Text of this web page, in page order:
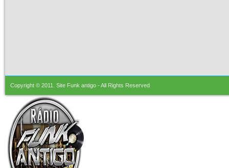
Copyright © 2011. Site Funk antigo - All Rights Reserved